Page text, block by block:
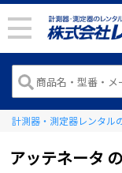
計測器・測定器レンタル
アッテネータ